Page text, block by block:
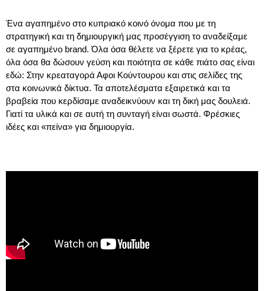
Ένα αγαπημένο στο κυπριακό κοινό όνομα που με τη
στρατηγική και τη δημιουργική μας προσέγγιση το αναδείξαμε
σε αγαπημένο brand. Όλα όσα θέλετε να ξέρετε για το κρέας,
όλα όσα θα δώσουν γεύση και ποιότητα σε κάθε πιάτο σας είναι
εδώ: Στην κρεαταγορά Αφοι Κούντουρου και στις σελίδες της
στα κοινωνικά δίκτυα. Τα αποτελέσματα εξαιρετικά και τα
βραβεία που κερδίσαμε αναδεικνύουν και τη δική μας δουλειά.
Γιατί τα υλικά και σε αυτή τη συνταγή είναι σωστά. Φρέσκιες
ιδέες και «πείνα» για δημιουργία.